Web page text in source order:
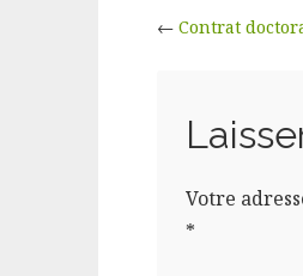
← Contrat
Votre
*